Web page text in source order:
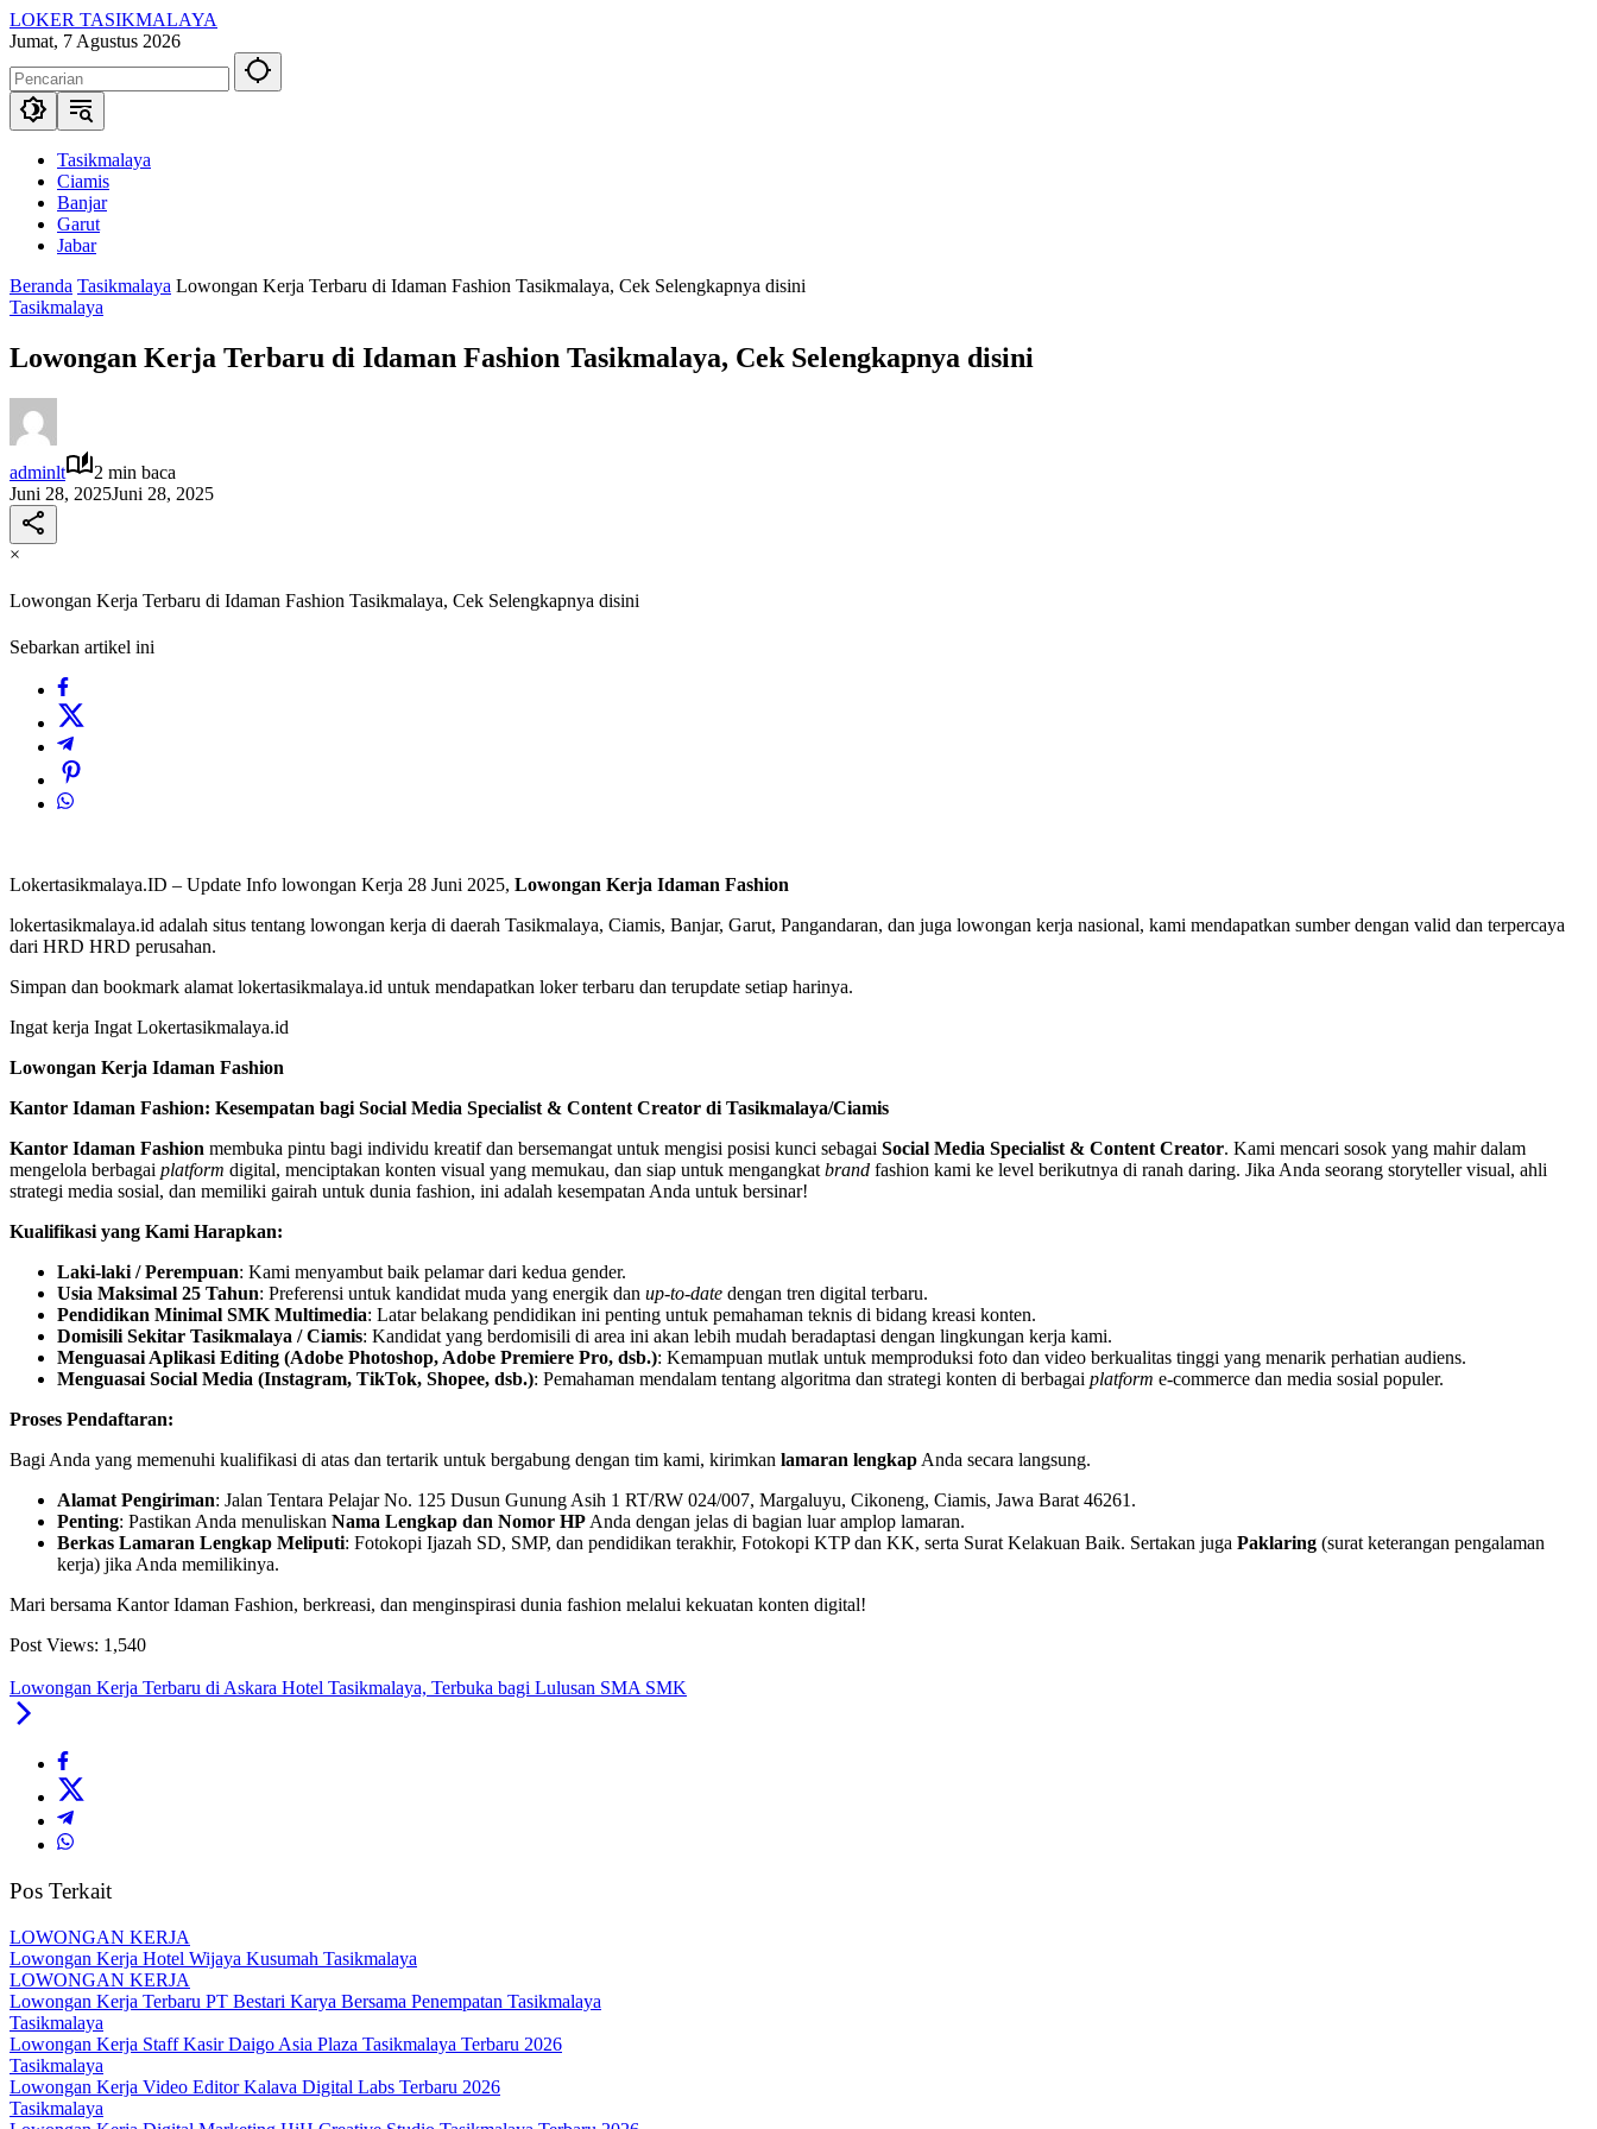
Langsung
ke
LOKER TASIKMALAYA
Info
Kerja
Tasikmalaya
dan
Jumat, 7 Agustus 2026
Tasikmalaya
Ciamis
Banjar
Garut
Jabar
Beranda Tasikmalaya Lowongan Kerja Terbaru di Idaman Fashion Tasikmalaya, Cek Selengkapnya disini
Tasikmalaya
Lowongan Kerja Terbaru di Idaman Fashion Tasikmalaya, Cek Selengkapnya disini
adminlt
2 min baca
Juni 28, 2025Juni 28, 2025
×
Lowongan Kerja Terbaru di Idaman Fashion Tasikmalaya, Cek Selengkapnya disini
Sebarkan artikel ini
Lokertasikmalaya.ID – Update Info lowongan Kerja 28 Juni 2025, Lowongan Kerja Idaman Fashion
lokertasikmalaya.id adalah situs tentang lowongan kerja di daerah Tasikmalaya, Ciamis, Banjar, Garut, Pangandaran, dan juga lowongan kerja nasional, kami mendapatkan sumber dengan valid dan terpercaya
dari HRD HRD perusahan.
Simpan dan bookmark alamat lokertasikmalaya.id untuk mendapatkan loker terbaru dan terupdate setiap harinya.
Ingat kerja Ingat Lokertasikmalaya.id
Lowongan Kerja Idaman Fashion
Kantor Idaman Fashion: Kesempatan bagi Social Media Specialist & Content Creator di Tasikmalaya/Ciamis
Kantor Idaman Fashion membuka pintu bagi individu kreatif dan bersemangat untuk mengisi posisi kunci sebagai Social Media Specialist & Content Creator. Kami mencari sosok yang mahir dalam
mengelola berbagai platform digital, menciptakan konten visual yang memukau, dan siap untuk mengangkat brand fashion kami ke level berikutnya di ranah daring. Jika Anda seorang storyteller visual, ahli
strategi media sosial, dan memiliki gairah untuk dunia fashion, ini adalah kesempatan Anda untuk bersinar!
Kualifikasi yang Kami Harapkan:
Laki-laki / Perempuan: Kami menyambut baik pelamar dari kedua gender.
Usia Maksimal 25 Tahun: Preferensi untuk kandidat muda yang energik dan up-to-date dengan tren digital terbaru.
Pendidikan Minimal SMK Multimedia: Latar belakang pendidikan ini penting untuk pemahaman teknis di bidang kreasi konten.
Domisili Sekitar Tasikmalaya / Ciamis: Kandidat yang berdomisili di area ini akan lebih mudah beradaptasi dengan lingkungan kerja kami.
Menguasai Aplikasi Editing (Adobe Photoshop, Adobe Premiere Pro, dsb.): Kemampuan mutlak untuk memproduksi foto dan video berkualitas tinggi yang menarik perhatian audiens.
Menguasai Social Media (Instagram, TikTok, Shopee, dsb.): Pemahaman mendalam tentang algoritma dan strategi konten di berbagai platform e-commerce dan media sosial populer.
Proses Pendaftaran:
Bagi Anda yang memenuhi kualifikasi di atas dan tertarik untuk bergabung dengan tim kami, kirimkan lamaran lengkap Anda secara langsung.
Alamat Pengiriman: Jalan Tentara Pelajar No. 125 Dusun Gunung Asih 1 RT/RW 024/007, Margaluyu, Cikoneng, Ciamis, Jawa Barat 46261.
Penting: Pastikan Anda menuliskan Nama Lengkap dan Nomor HP Anda dengan jelas di bagian luar amplop lamaran.
Berkas Lamaran Lengkap Meliputi: Fotokopi Ijazah SD, SMP, dan pendidikan terakhir, Fotokopi KTP dan KK, serta Surat Kelakuan Baik. Sertakan juga Paklaring (surat keterangan pengalaman
kerja) jika Anda memilikinya.
Mari bersama Kantor Idaman Fashion, berkreasi, dan menginspirasi dunia fashion melalui kekuatan konten digital!
Post Views: 1,540
Lowongan Kerja Terbaru di Askara Hotel Tasikmalaya, Terbuka bagi Lulusan SMA SMK
Pos Terkait
LOWONGAN KERJA
Lowongan Kerja Hotel Wijaya Kusumah Tasikmalaya
LOWONGAN KERJA
Lowongan Kerja Terbaru PT Bestari Karya Bersama Penempatan Tasikmalaya
Tasikmalaya
Lowongan Kerja Staff Kasir Daigo Asia Plaza Tasikmalaya Terbaru 2026
Tasikmalaya
Lowongan Kerja Video Editor Kalava Digital Labs Terbaru 2026
Tasikmalaya